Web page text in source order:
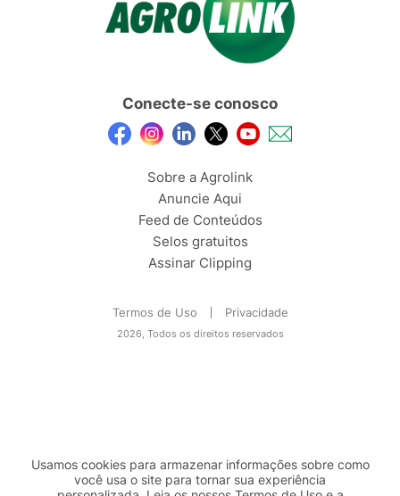
Conecte-se conosco
Sobre a Agrolink
Anuncie Aqui
Feed de Conteúdos
Selos gratuitos
Assinar Clipping
Termos de Uso Privacidade
2026, Todos os direitos reservados
Usamos cookies para armazenar informações sobre como
você usa o site para tornar sua experiência